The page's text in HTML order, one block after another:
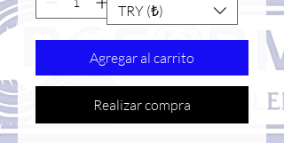
Agregar al carrito
Realizar compra
TRY (₺)